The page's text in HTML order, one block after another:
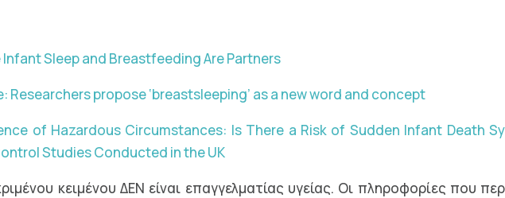
Sleep and Breastfeeding Are Partners
Researchers propose ‘breastsleeping’ as a new word and concept
of Hazardous Circumstances: Is There a Risk of Sudden Infant Death
Studies Conducted in the UK
κειμένου ΔΕΝ είναι επαγγελματίας υγείας. Οι πληροφορίες που